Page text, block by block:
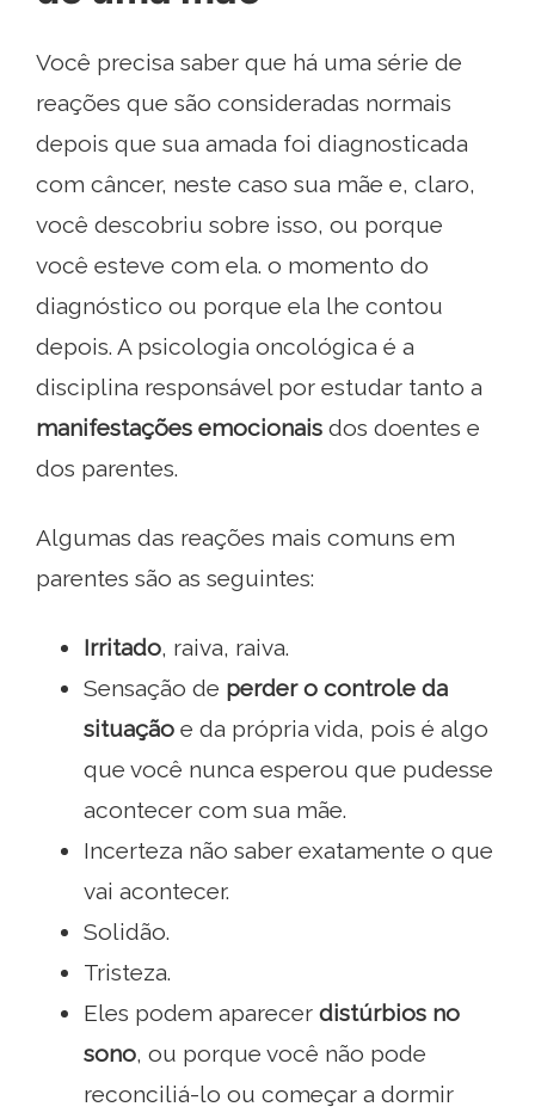
Você precisa saber que há uma série de
reações que são consideradas normais
depois que sua amada foi diagnosticada
com câncer, neste caso sua mãe e, claro,
você descobriu sobre isso, ou porque
você esteve com ela. o momento do
diagnóstico ou porque ela lhe contou
depois. A psicologia oncológica é a
disciplina responsável por estudar tanto a
manifestações emocionais dos doentes e
dos parentes.
Algumas das reações mais comuns em
parentes são as seguintes:
Irritado, raiva, raiva.
Sensação de perder o controle da
situação e da própria vida, pois é algo
que você nunca esperou que pudesse
acontecer com sua mãe.
Incerteza não saber exatamente o que
vai acontecer.
Solidão.
Tristeza.
Eles podem aparecer distúrbios no
sono, ou porque você não pode
reconciliá-lo ou começar a dormir